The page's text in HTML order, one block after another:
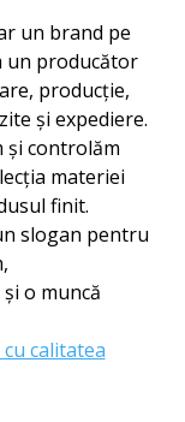
un brand pe
un producător
producție,
și expediere.
și controlăm
materiei
finit.
slogan pentru
o muncă
calitatea